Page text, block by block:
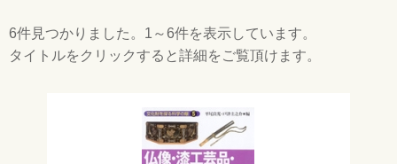
6件見つかりました。 1～6件を表示しています。
タイトルをクリックすると詳細をご覧頂けます。